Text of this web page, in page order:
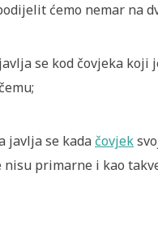
ćemo nemar na
se kod čovjeka
javlja se kada čovjek
nisu primarne i kao